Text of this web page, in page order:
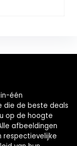
één
die de beste deals
op de hoogte
afbeeldingen
respectievelijke